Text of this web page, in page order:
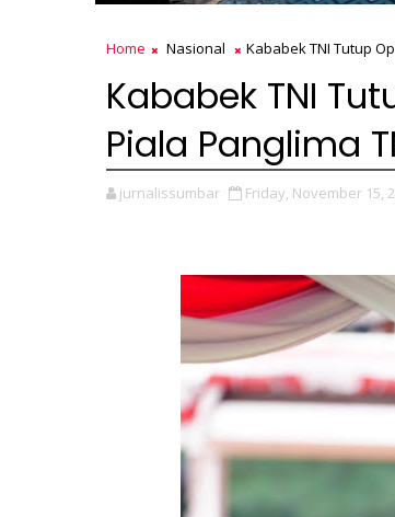
Home Nasional Kababek TNI Tutup
Kababek TNI
Piala Panglima
jurnalissumbar Friday, November 15,